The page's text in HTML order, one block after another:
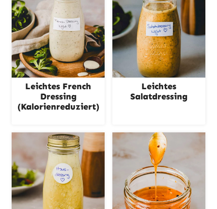
Leichtes French
Dressing
(Kalorienreduziert)
Leichtes
Salatdressing